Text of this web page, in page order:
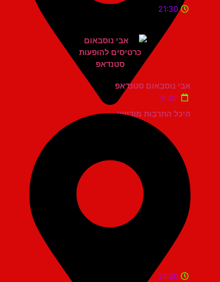
היכל התרבות מודיעין
21:30
אבי נוסבאום סטנדאפ
יום ש'
21:30